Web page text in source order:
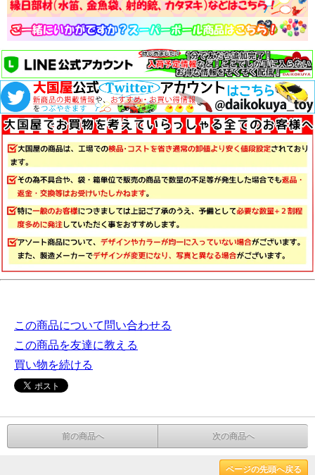
この商品について問い合わせる
この商品を友達に教える
買い物を続ける
前の商品へ 次の商品へ
ページの先頭へ戻る